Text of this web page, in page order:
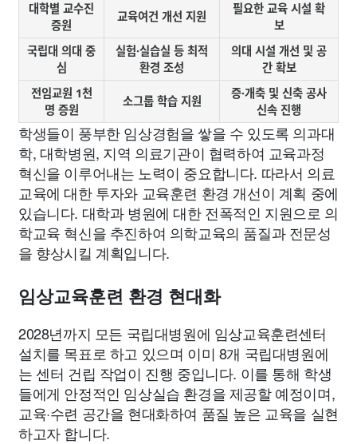
대학별 교수진
증원
교육여건 개선 지원
필요한 교육 시설 확
보
국립대 의대 중
심
실험·실습실 등 최적
환경 조성
의대 시설 개선 및 공
간 확보
전임교원 1천
명 증원
소그룹 학습 지원
증·개축 및 신축 공사
신속 진행
학생들이 풍부한 임상경험을 쌓을 수 있도록 의과대
학, 대학병원, 지역 의료기관이 협력하여 교육과정
혁신을 이루어내는 노력이 중요합니다. 따라서 의료
교육에 대한 투자와 교육훈련 환경 개선이 계획 중에
있습니다. 대학과 병원에 대한 전폭적인 지원으로 의
학교육 혁신을 추진하여 의학교육의 품질과 전문성
을 향상시킬 계획입니다.
임상교육훈련 환경 현대화
2028년까지 모든 국립대병원에 임상교육훈련센터
설치를 목표로 하고 있으며 이미 8개 국립대병원에
는 센터 건립 작업이 진행 중입니다. 이를 통해 학생
들에게 안정적인 임상실습 환경을 제공할 예정이며,
교육·수련 공간을 현대화하여 품질 높은 교육을 실현
하고자 합니다.